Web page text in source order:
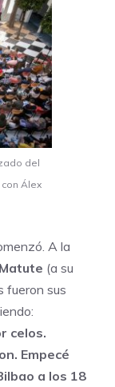
del
Álex
A la
(a su
fueron sus
celos.
Empecé
a los 18